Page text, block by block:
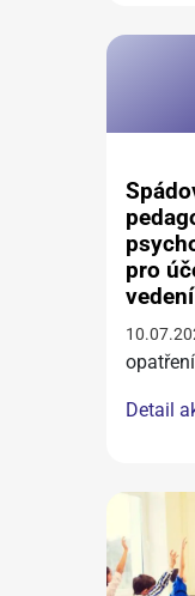
pro
Detail